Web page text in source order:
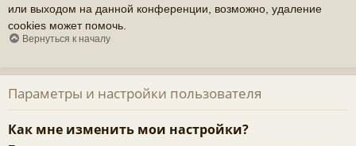
или выходом на данной конференции, возможно, удаление
cookies может помочь.
Вернуться к началу
Параметры и настройки пользователя
Как мне изменить мои настройки?